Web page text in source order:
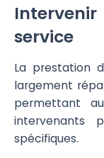
service
La prestation
largement
permettant
intervenants
spécifiques.